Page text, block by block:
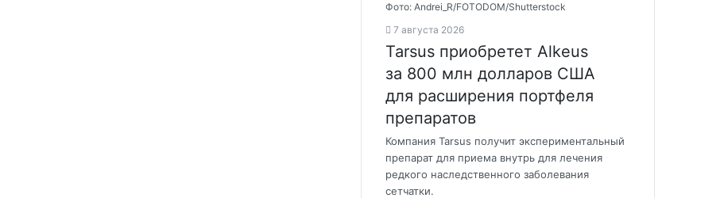
Фото: Andrei_R/FOTODOM/Shutterstock
7 августа 2026
Tarsus приобретет Alkeus
за 800 млн долларов США
для расширения портфеля
препаратов
Компания Tarsus получит экспериментальный
препарат для приема внутрь для лечения
редкого наследственного заболевания
сетчатки.